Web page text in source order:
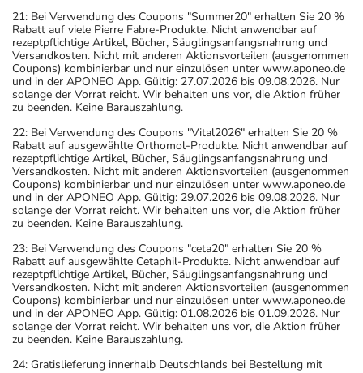
21: Bei Verwendung des Coupons "Summer20" erhalten Sie 20 %
Rabatt auf viele Pierre Fabre-Produkte. Nicht anwendbar auf
rezeptpflichtige Artikel, Bücher, Säuglingsanfangsnahrung und
Versandkosten. Nicht mit anderen Aktionsvorteilen (ausgenommen
Coupons) kombinierbar und nur einzulösen unter www.aponeo.de
und in der APONEO App. Gültig: 27.07.2026 bis 09.08.2026. Nur
solange der Vorrat reicht. Wir behalten uns vor, die Aktion früher
zu beenden. Keine Barauszahlung.
22: Bei Verwendung des Coupons "Vital2026" erhalten Sie 20 %
Rabatt auf ausgewählte Orthomol-Produkte. Nicht anwendbar auf
rezeptpflichtige Artikel, Bücher, Säuglingsanfangsnahrung und
Versandkosten. Nicht mit anderen Aktionsvorteilen (ausgenommen
Coupons) kombinierbar und nur einzulösen unter www.aponeo.de
und in der APONEO App. Gültig: 29.07.2026 bis 09.08.2026. Nur
solange der Vorrat reicht. Wir behalten uns vor, die Aktion früher
zu beenden. Keine Barauszahlung.
23: Bei Verwendung des Coupons "ceta20" erhalten Sie 20 %
Rabatt auf ausgewählte Cetaphil-Produkte. Nicht anwendbar auf
rezeptpflichtige Artikel, Bücher, Säuglingsanfangsnahrung und
Versandkosten. Nicht mit anderen Aktionsvorteilen (ausgenommen
Coupons) kombinierbar und nur einzulösen unter www.aponeo.de
und in der APONEO App. Gültig: 01.08.2026 bis 01.09.2026. Nur
solange der Vorrat reicht. Wir behalten uns vor, die Aktion früher
zu beenden. Keine Barauszahlung.
24: Gratislieferung innerhalb Deutschlands bei Bestellung mit